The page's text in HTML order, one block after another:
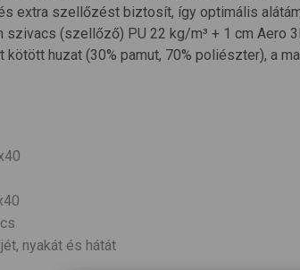
extra szellőzést biztosít, így optimális
(szellőző) PU 22 kg/m³ + 1 cm Aero
huzat (30% pamut, 70% poliészter), a
nyakát és hátát